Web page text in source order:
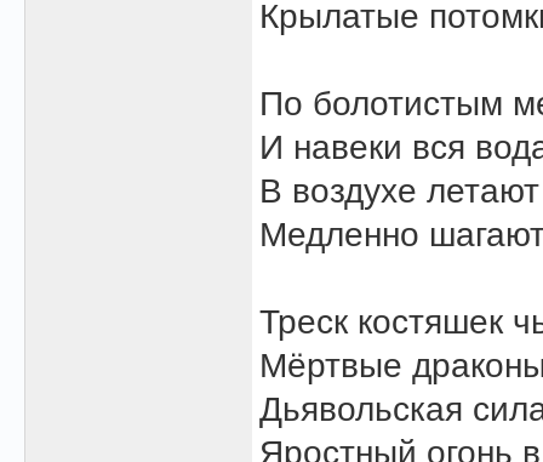
Крылатые
По болотистым
И навеки вся
В воздухе
Медленно
Треск костяшек
Мёртвые
Дьявольская
Яростный огонь